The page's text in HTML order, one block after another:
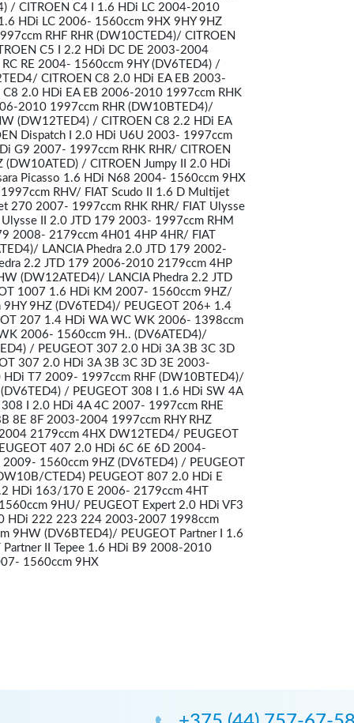
/ CITROEN C4 I 1.6 HDi LC 2004-2010
HDi LC 2006- 1560ccm 9HX 9HY 9HZ
RHF RHR (DW10CTED4)/ CITROEN
C5 I 2.2 HDi DC DE 2003-2004
RE 2004- 1560ccm 9HY (DV6TED4) /
CITROEN C8 2.0 HDi EA EB 2003-
2.0 HDi EA EB 2006-2010 1997ccm RHK
2010 1997ccm RHR (DW10BTED4)/
(DW12TED4) / CITROEN C8 2.2 HDi EA
Dispatch I 2.0 HDi U6U 2003- 1997ccm
G9 2007- 1997ccm RHK RHR/ CITROEN
/ CITROEN Jumpy II 2.0 HDi
Picasso 1.6 HDi N68 2004- 1560ccm 9HX
RHV/ FIAT Scudo II 1.6 D Multijet
270 2007- 1997ccm RHK RHR/ FIAT Ulysse
II 2.0 JTD 179 2003- 1997ccm RHM
2008- 2179ccm 4H01 4HP 4HR/ FIAT
LANCIA Phedra 2.0 JTD 179 2002-
2.2 JTD 179 2006-2010 2179ccm 4HP
(DW12ATED4)/ LANCIA Phedra 2.2 JTD
1007 1.6 HDi KM 2007- 1560ccm 9HZ/
9HZ (DV6TED4)/ PEUGEOT 206+ 1.4
207 1.4 HDi WA WC WK 2006- 1398ccm
2006- 1560ccm 9H.. (DV6ATED4)/
/ PEUGEOT 307 2.0 HDi 3A 3B 3C 3D
307 2.0 HDi 3A 3B 3C 3D 3E 2003-
HDi T7 2009- 1997ccm RHF (DW10BTED4)/
/ PEUGEOT 308 I 1.6 HDi SW 4A
I 2.0 HDi 4A 4C 2007- 1997ccm RHE
8E 8F 2003-2004 1997ccm RHY RHZ
2179ccm 4HX DW12TED4/ PEUGEOT
407 2.0 HDi 6C 6E 6D 2004-
1560ccm 9HZ (DV6TED4) / PEUGEOT
CTED4) PEUGEOT 807 2.0 HDi E
HDi 163/170 E 2006- 2179ccm 4HT
9HU/ PEUGEOT Expert 2.0 HDi VF3
HDi 222 223 224 2003-2007 1998ccm
9HW (DV6BTED4)/ PEUGEOT Partner I 1.6
II Tepee 1.6 HDi B9 2008-2010
1560ccm 9HX